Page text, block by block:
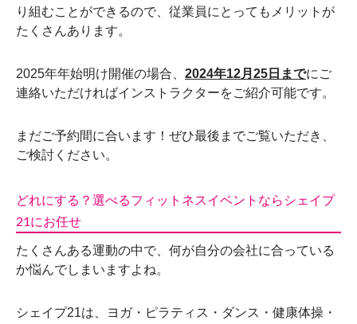
り組むことができるので、従業員にとってもメリットが
たくさんあります。
2025年年始明け開催の場合、 2024年12月25日までにご
連絡いただければインストラクターをご紹介可能です。
まだご予約間に合います！ぜひ最後までご覧いただき、
ご検討ください。
どれにする？選べるフィットネスイベントならシェイプ
21にお任せ
たくさんある運動の中で、何が自分の会社に合っている
か悩んでしまいますよね。
シェイプ21は、ヨガ・ピラティス・ダンス・健康体操・